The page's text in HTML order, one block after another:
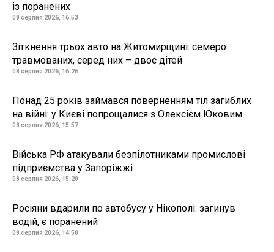
із поранених
08 серпня 2026, 16:53
Зіткнення трьох авто на Житомирщині: семеро
травмованих, серед них – двоє дітей
08 серпня 2026, 16:26
Понад 25 років займався поверненням тіл загиблих
на війні: у Києві попрощалися з Олексієм Юковим
08 серпня 2026, 15:57
Війська РФ атакували безпілотниками промислові
підприємства у Запоріжжі
08 серпня 2026, 15:20
Росіяни вдарили по автобусу у Нікополі: загинув
водій, є поранений
08 серпня 2026, 14:50